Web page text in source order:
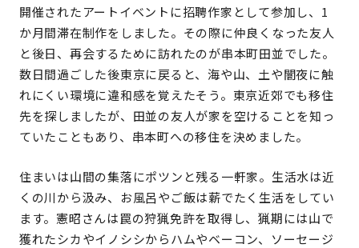
開催されたアートイベントに招聘作家として参加し、1
か月間滞在制作をしました。その際に仲良くなった友人
と後日、再会するために訪れたのが串本町田並でした。
数日間過ごした後東京に戻ると、海や山、土や闇夜に触
れにくい環境に違和感を覚えたそう。東京近郊でも移住
先を探しましたが、田並の友人が家を空けることを知っ
ていたこともあり、串本町への移住を決めました。
住まいは山間の集落にポツンと残る一軒家。生活水は近
くの川から汲み、お風呂やご飯は薪でたく生活をしてい
ます。憲昭さんは罠の狩猟免許を取得し、猟期には山で
獲れたシカやイノシシからハムやベーコン、ソーセージ